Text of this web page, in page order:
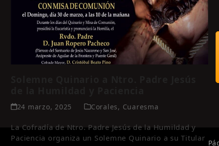
24 marzo, 2025 Corales, Cuaresma
La Cofradía de Ntro. Padre Jesús de la Humildad y
Paciencia organiza un Solemne Quinario a su Titular